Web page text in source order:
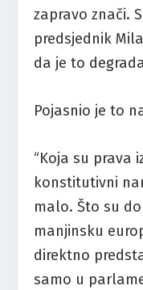
zapravo znači.
predsjednik
da je to
Pojasnio je to
“Koja su prava
konstitutivni
malo. Što su
manjinsku
direktno
samo u